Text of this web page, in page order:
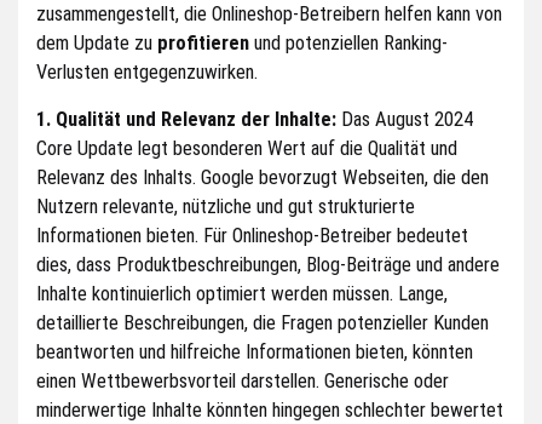
zusammengestellt, die Onlineshop-Betreibern helfen kann von
dem Update zu profitieren und potenziellen Ranking-
Verlusten entgegenzuwirken.
1. Qualität und Relevanz der Inhalte: Das August 2024
Core Update legt besonderen Wert auf die Qualität und
Relevanz des Inhalts. Google bevorzugt Webseiten, die den
Nutzern relevante, nützliche und gut strukturierte
Informationen bieten. Für Onlineshop-Betreiber bedeutet
dies, dass Produktbeschreibungen, Blog-Beiträge und andere
Inhalte kontinuierlich optimiert werden müssen. Lange,
detaillierte Beschreibungen, die Fragen potenzieller Kunden
beantworten und hilfreiche Informationen bieten, könnten
einen Wettbewerbsvorteil darstellen. Generische oder
minderwertige Inhalte könnten hingegen schlechter bewertet